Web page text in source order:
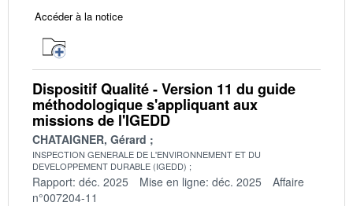
Accéder à la notice
Dispositif Qualité - Version 11 du guide
méthodologique s'appliquant aux
missions de l'IGEDD
CHATAIGNER, Gérard
INSPECTION GENERALE DE L'ENVIRONNEMENT ET DU
DEVELOPPEMENT DURABLE (IGEDD)
Rapport: déc. 2025 Mise en ligne: déc. 2025
Affaire
n°007204-11